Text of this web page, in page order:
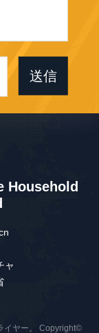
送信
Household
ャ
イヤー。 Copyright©